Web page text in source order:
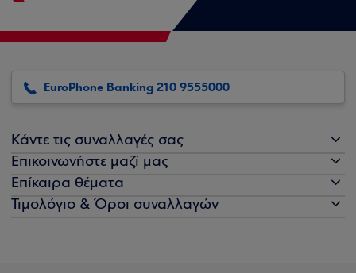
EuroPhone Banking 210 9555000
Κάντε τις συναλλαγές σας
Επικοινωνήστε μαζί μας
Επίκαιρα θέματα
Τιμολόγιο & Όροι συναλλαγών